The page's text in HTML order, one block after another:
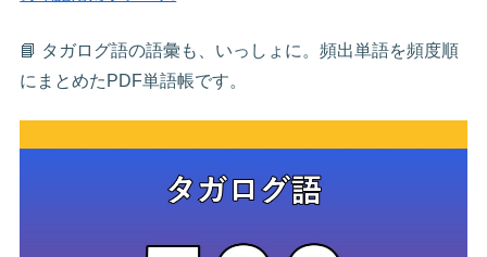
📘 タガログ語の語彙も、いっしょに。頻出単語を頻度順
にまとめたPDF単語帳です。